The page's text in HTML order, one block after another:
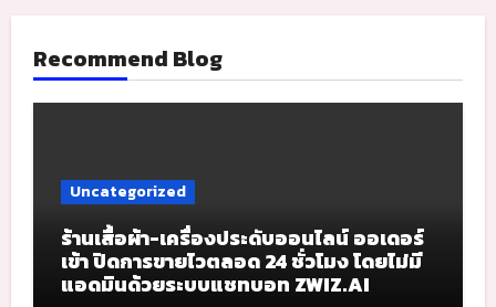
Recommend Blog
Uncategorized
ร้านเสื้อผ้า-เครื่องประดับออนไลน์ ออเดอร์
เข้า ปิดการขายไวตลอด 24 ชั่วโมง โดยไม่มี
แอดมินด้วยระบบแชทบอท ZWIZ.AI